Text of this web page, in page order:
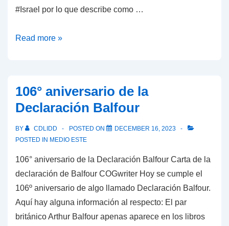
#Israel por lo que describe como …
‘Bolivia
con
Israel
la
‘El
Read more »
106° aniversario de la
Declaración Balfour
BY CDLIDD POSTED ON
DECEMBER 16, 2023
POSTED IN MEDIO ESTE
106° aniversario de la Declaración Balfour Carta de la
declaración de Balfour COGwriter Hoy se cumple el
106º aniversario de algo llamado Declaración Balfour.
Aquí hay alguna información al respecto: El par
británico Arthur Balfour apenas aparece en los libros